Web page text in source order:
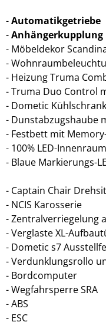
Automatikgetriebe
Anhängerkupplung
Möbeldekor
Heizung Truma
Truma Duo Control
Dometic
Dunstabzugshaube
Festbett mit
100% LED-
Blaue Markierungs-
Captain Chair
NCIS Karosserie
Zentralverriegelung
Verglaste XL-
Dometic s7
Verdunklungsrollo
Bordcomputer
Wegfahrsperre SRA
ABS
ESC